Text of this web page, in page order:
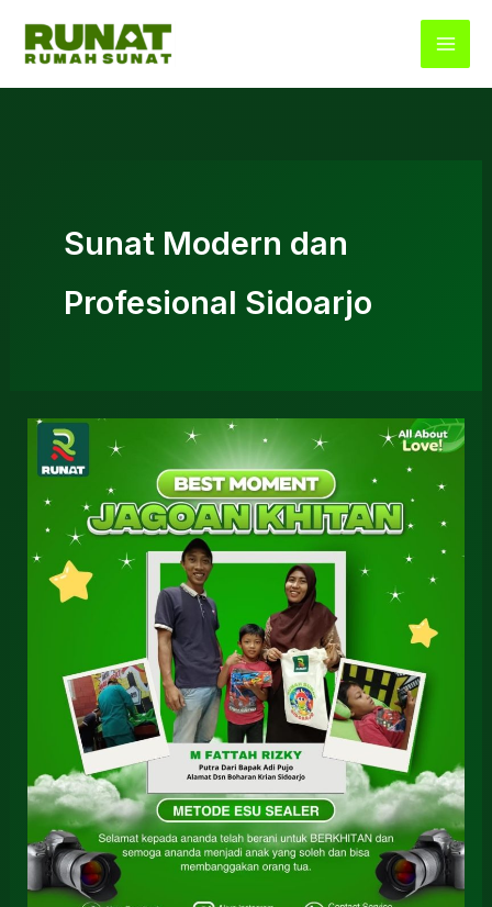
Sunat Modern dan
Profesional Sidoarjo
Rumah
Sunat
Sidoarjo
Sunat
Modern
Rekomendasi
Layanan
Terbaik
Tarik
Sidoarjo
\\